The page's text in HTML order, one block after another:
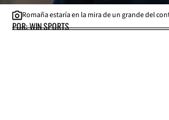
Romaña estaría en la mira de un grande del
POR: WIN SPORTS